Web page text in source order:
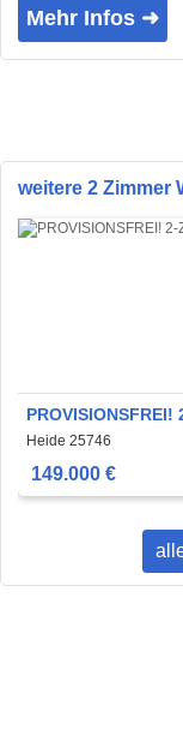
Mehr Infos ➜
weitere 2 Zimmer
PROVISIONSFREI!
Zimmer-
Heide 25746
149.000 €